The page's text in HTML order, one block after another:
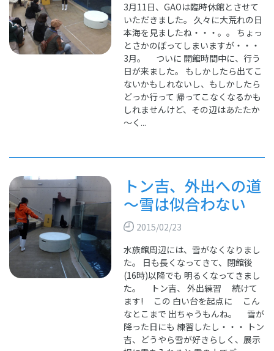
3月11日、GAOは臨時休館とさせて
いただきました。 久々に大荒れの日
本海を見ましたね・・・。。 ちょっ
とさかのぼってしまいますが・・・
3月。 ついに 開館時間中に、行う
日が来ました。 もしかしたら出てこ
ないかもしれないし、もしかしたら
どっか行って 帰ってこなくなるかも
しれませんけど、その辺はあたたか
～く...
トン吉、外出への道
～雪は似合わない
2015/02/23
水族館周辺には、雪がなくなりまし
た。 日も長くなってきて、閉館後
(16時)以降でも 明るくなってきまし
た。 トン吉、 外出練習 続けて
ます! この 白い台を起点に こん
なとこまで 出ちゃうもんね。 雪が
降った日にも 練習したし・・・ トン
吉、どうやら雪が好きらしく、展示